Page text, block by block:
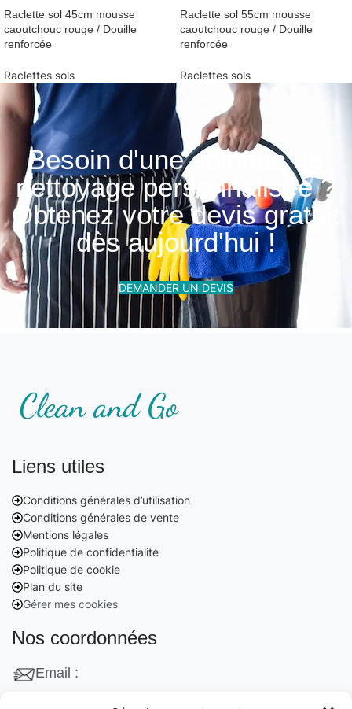
Raclette sol 45cm mousse
caoutchouc rouge / Douille
renforcée
Raclettes sols
Raclette sol 55cm mousse
caoutchouc rouge / Douille
renforcée
Raclettes sols
Besoin d'une solution de
nettoyage personnalisée ?
Obtenez votre devis gratuit
dès aujourd'hui !
DEMANDER UN DEVIS
Liens utiles
Conditions générales d’utilisation
Conditions générales de vente
Mentions légales
Politique de confidentialité
Politique de cookie
Plan du site
Gérer mes cookies
Nos coordonnées
Email :